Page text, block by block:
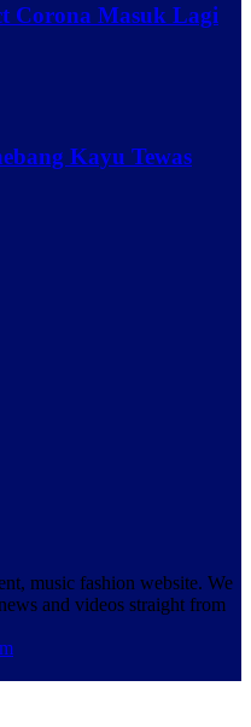
Corona Masuk Lagi
Kayu Tewas
music fashion website. We
and videos straight from